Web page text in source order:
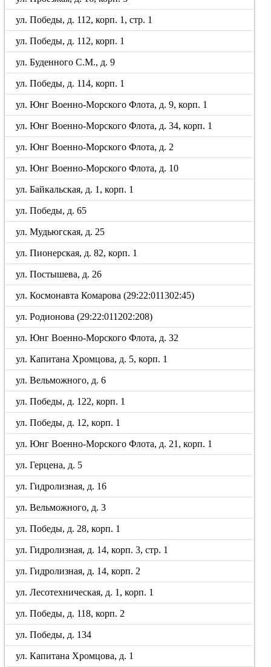
ул. Победы, д. 112, корп. 1, стр. 1
ул. Победы, д. 112, корп. 1
ул. Буденного С.М., д. 9
ул. Победы, д. 114, корп. 1
ул. Юнг Военно-Морского Флота, д. 9, корп. 1
ул. Юнг Военно-Морского Флота, д. 34, корп. 1
ул. Юнг Военно-Морского Флота, д. 2
ул. Юнг Военно-Морского Флота, д. 10
ул. Байкальская, д. 1, корп. 1
ул. Победы, д. 65
ул. Мудьюгская, д. 25
ул. Пионерская, д. 82, корп. 1
ул. Постышева, д. 26
ул. Космонавта Комарова (29:22:011302:45)
ул. Родионова (29:22:011202:208)
ул. Юнг Военно-Морского Флота, д. 32
ул. Капитана Хромцова, д. 5, корп. 1
ул. Вельможного, д. 6
ул. Победы, д. 122, корп. 1
ул. Победы, д. 12, корп. 1
ул. Юнг Военно-Морского Флота, д. 21, корп. 1
ул. Герцена, д. 5
ул. Гидролизная, д. 16
ул. Вельможного, д. 3
ул. Победы, д. 28, корп. 1
ул. Гидролизная, д. 14, корп. 3, стр. 1
ул. Гидролизная, д. 14, корп. 2
ул. Лесотехническая, д. 1, корп. 1
ул. Победы, д. 118, корп. 2
ул. Победы, д. 134
ул. Капитана Хромцова, д. 1